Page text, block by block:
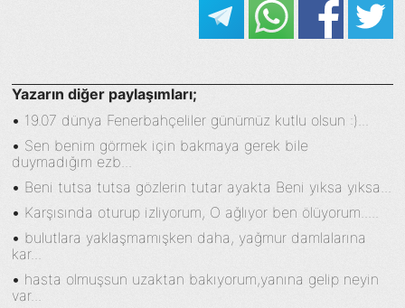
Yazarın diğer paylaşımları;
• 19.07 dünya Fenerbahçeliler günümüz kutlu olsun :)...
• Sen benim görmek için bakmaya gerek bile
duymadığım ezb...
• Beni tutsa tutsa gözlerin tutar ayakta Beni yıksa yıksa...
• Karşısında oturup izliyorum, O ağlıyor ben ölüyorum.....
• bulutlara yaklaşmamışken daha, yağmur damlalarına
kar...
• hasta olmuşsun uzaktan bakıyorum,yanına gelip neyin
var...